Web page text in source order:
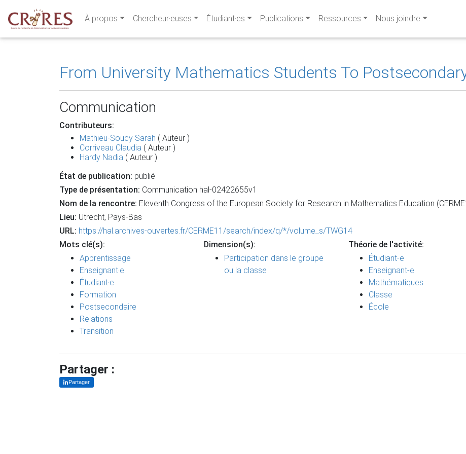
À propos Chercheur·euses Étudiant·es Publications Ressources Nous joindre
From University Mathematics Students To
Communication
Contributeurs:
Mathieu-Soucy Sarah ( Auteur )
Corriveau Claudia ( Auteur )
Hardy Nadia ( Auteur )
État de publication: publié
Type de présentation: Communication hal-02422655v1
Nom de la rencontre: Eleventh Congress of the European Society for Research in Mathematics Education
Lieu: Utrecht, Pays-Bas
URL: https://hal.archives-ouvertes.fr/CERME11/search/index/q/*/volume_s/TWG14
Mots clé(s):
Apprentissage
Enseignant·e
Étudiant·e
Formation
Postsecondaire
Relations
Transition
Dimension(s):
Participation dans le groupe
ou la classe
Théorie de l'activité:
Étudiant-e
Enseignant-e
Mathématiques
Classe
École
Partager :
Partager